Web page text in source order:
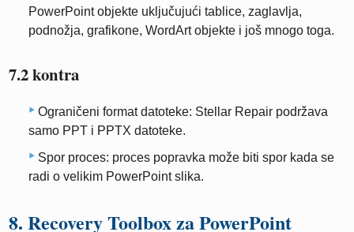
PowerPoint objekte uključujući tablice, zaglavlja,
podnožja, grafikone, WordArt objekte i još mnogo toga.
7.2 kontra
Ograničeni format datoteke: Stellar Repair podržava
samo PPT i PPTX datoteke.
Spor proces: proces popravka može biti spor kada se
radi o velikim PowerPoint slika.
8. Recovery Toolbox za PowerPoint